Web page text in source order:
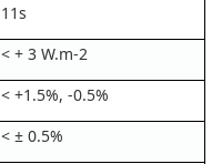
11s
< + 3 W.m-2
< +1.5%, -0.5%
< ± 0.5%